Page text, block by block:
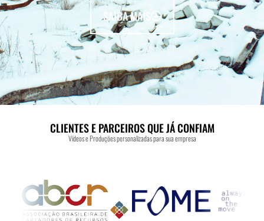
SAIBA MAIS
CLIENTES E PARCEIROS QUE JÁ CONFIAM
Vídeos e Produções personalizadas para sua empresa